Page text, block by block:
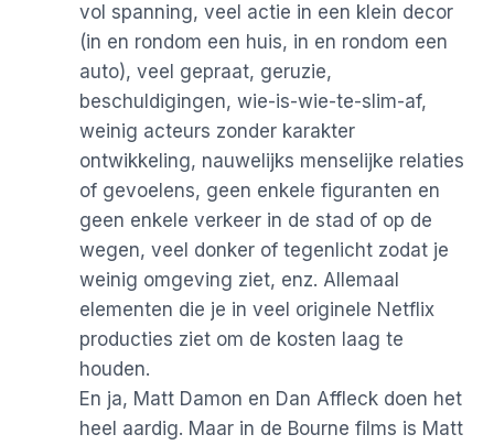
vol spanning, veel actie in een klein decor
(in en rondom een huis, in en rondom een
auto), veel gepraat, geruzie,
beschuldigingen, wie-is-wie-te-slim-af,
weinig acteurs zonder karakter
ontwikkeling, nauwelijks menselijke relaties
of gevoelens, geen enkele figuranten en
geen enkele verkeer in de stad of op de
wegen, veel donker of tegenlicht zodat je
weinig omgeving ziet, enz. Allemaal
elementen die je in veel originele Netflix
producties ziet om de kosten laag te
houden.
En ja, Matt Damon en Dan Affleck doen het
heel aardig. Maar in de Bourne films is Matt